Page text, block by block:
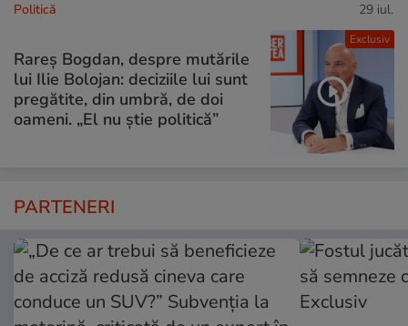
Exclusiv
Politică 29 iul.
Rareș Bogdan, despre mutările
lui Ilie Bolojan: deciziile lui sunt
pregătite, din umbră, de doi
oameni. „El nu știe politică”
PARTENERI